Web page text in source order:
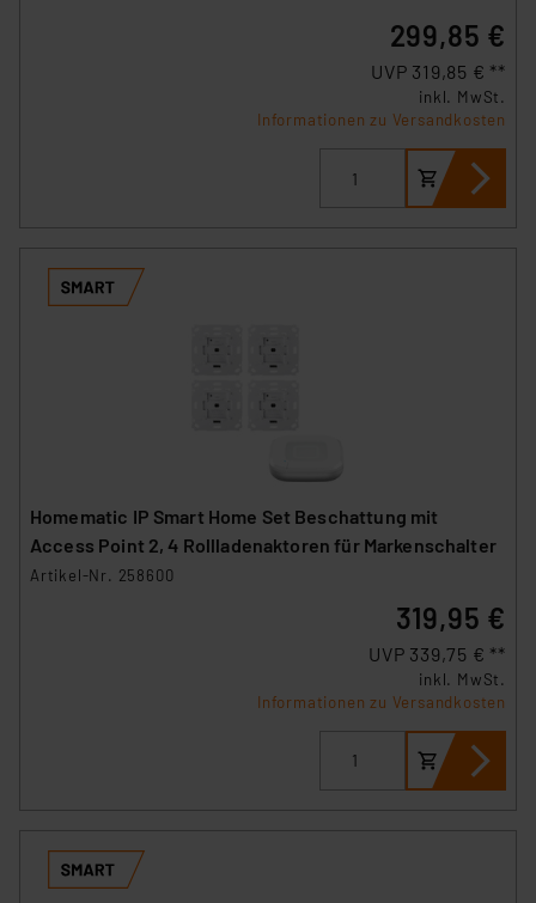
299,85 €
UVP 319,85 € **
inkl. MwSt.
Informationen zu Versandkosten
Homematic IP Smart Home Set Beschattung mit
Access Point 2, 4 Rollladenaktoren für Markenschalter
Artikel-Nr. 258600
319,95 €
UVP 339,75 € **
inkl. MwSt.
Informationen zu Versandkosten